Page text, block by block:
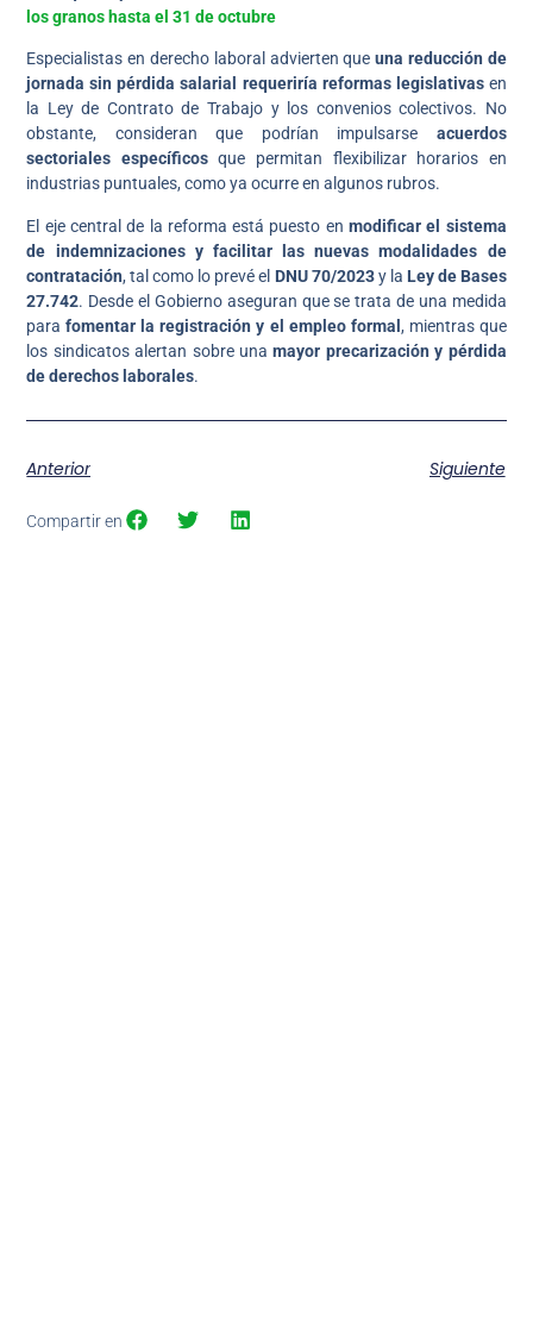
los granos hasta el 31 de octubre
Especialistas en derecho laboral advierten queuna reducción de
jornada sin pérdida salarial requeriría reformas legislativasen
la Ley de Contrato de Trabajo y los convenios colectivos. No
obstante, consideran que podrían impulsarse acuerdos
sectoriales específicosque permitan flexibilizar horarios en
industrias puntuales, como ya ocurre en algunos rubros.
El eje central de la reforma está puesto enmodificar el sistema
de indemnizaciones y facilitar las nuevas modalidades de
contratación, tal como lo prevé el DNU 70/2023y la Ley de Bases
27.742. Desde el Gobierno aseguran que se trata de una medida
parafomentar la registración y el empleo formal , mientras que
los sindicatos alertan sobre unamayor precarización y pérdida
de derechos laborales.
Anterior Siguiente
Compartir en